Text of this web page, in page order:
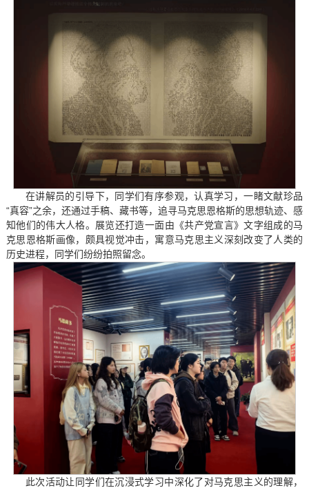
在讲解员的引导下，同学们有序参观，认真学习，一睹文献珍品
“真容”之余，还通过手稿、藏书等，追寻马克思恩格斯的思想轨迹、感
知他们的伟大人格。展览还打造一面由《共产党宣言》文字组成的马
克思恩格斯画像，颇具视觉冲击，寓意马克思主义深刻改变了人类的
历史进程，同学们纷纷拍照留念。
此次活动让同学们在沉浸式学习中深化了对马克思主义的理解，